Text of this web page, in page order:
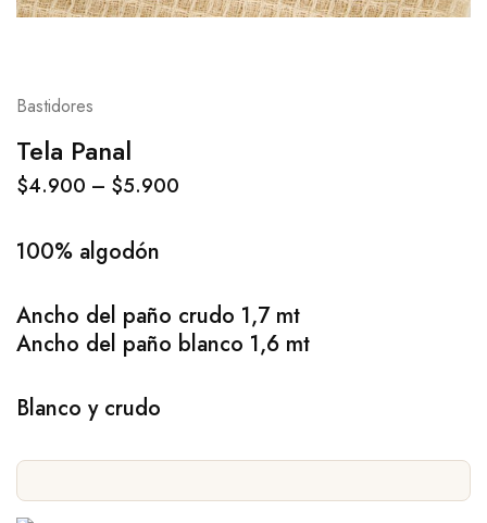
Bastidores
Tela Panal
$4.900 – $5.900
100% algodón
Ancho del paño crudo 1,7 mt
Ancho del paño blanco 1,6 mt
Blanco y crudo